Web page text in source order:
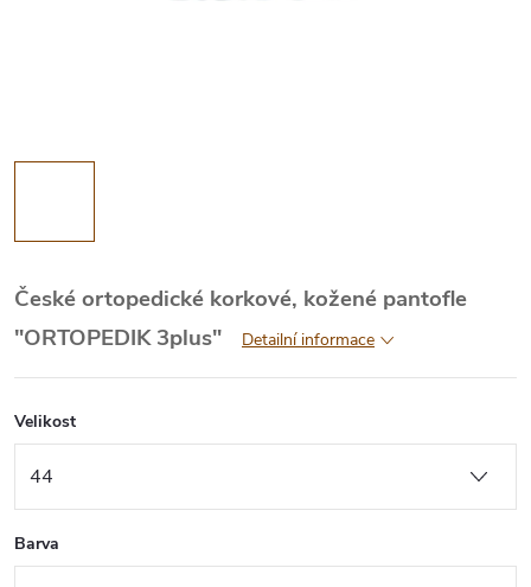
České ortopedické korkové, kožené pantofle
"ORTOPEDIK 3plus"
Detailní informace
Velikost
Barva